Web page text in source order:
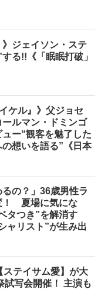
》ジェイソン・ステ
る!!《「眠眠打破」
ケル』》父ジョセ
ルマン・ドミンゴ
ー“観客を魅了した
想いを語る”《日本
るの？」36歳男性ラ
！ 夏場に気にな
タつき”を解消す
ャリスト”が生み出
ステイサム愛】が大
試写会開催！ 主演も